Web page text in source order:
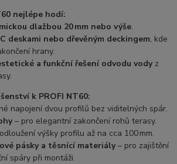
nejlépe hodí:
dlažbou 20 mm nebo výše.
deskami nebo dřevěným deckingem, kde
hrany.
a funkční řešení odvodu vodyz
k PROFI NT60:
napojení dvou profilů bez viditelných spár.
– pro elegantní zakončení rohů terasy.
výšky profilu až na cca 100 mm.
pásky a těsnící materiály– pro zajištění
spáry při montáži.